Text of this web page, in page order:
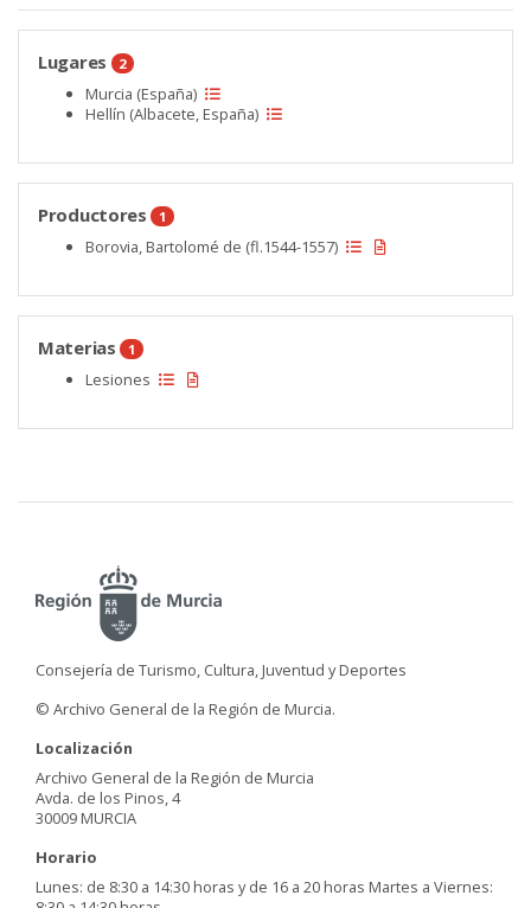
Lugares 2
Murcia (España)
Hellín (Albacete, España)
Productores 1
Borovia, Bartolomé de (fl.1544-1557)
Materias 1
Lesiones
Consejería de Turismo, Cultura, Juventud y Deportes
© Archivo General de la Región de Murcia.
Localización
Archivo General de la Región de Murcia
Avda. de los Pinos, 4
30009 MURCIA
Horario
Lunes: de 8:30 a 14:30 horas y de 16 a 20 horas Martes a Viernes: